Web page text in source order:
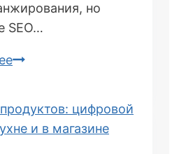
но
SEO…
Продвижение
ссылок:
Внутреннее